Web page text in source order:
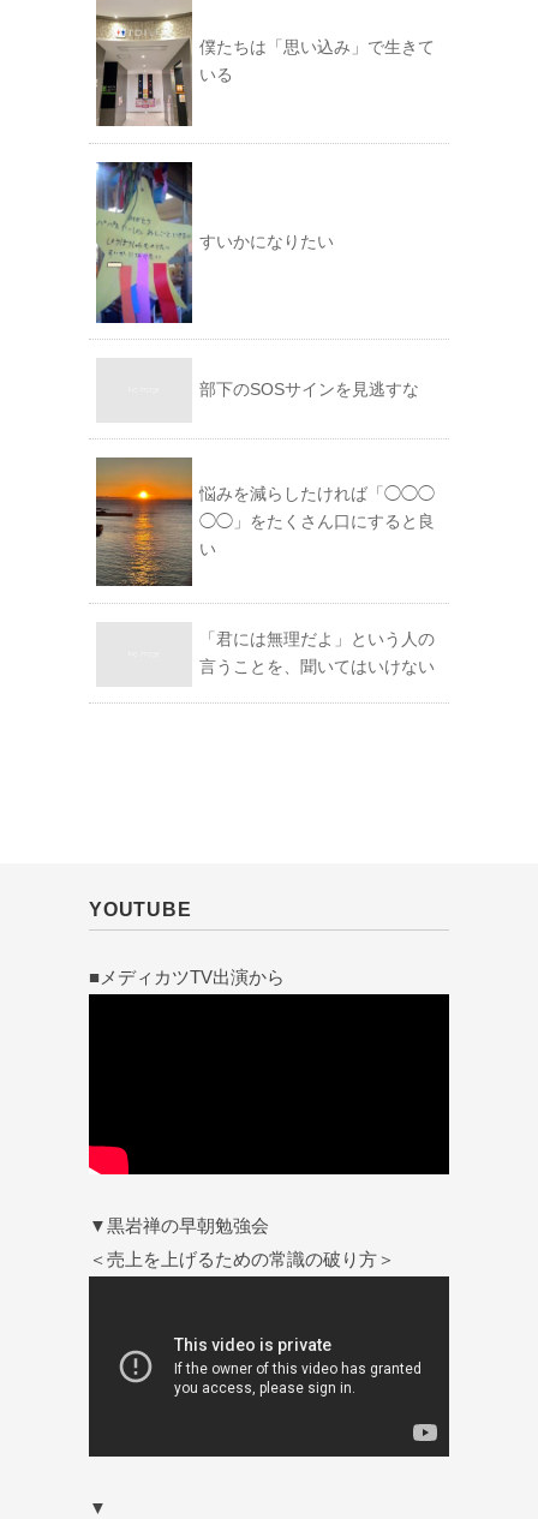
僕たちは「思い込み」で生きて
いる
すいかになりたい
部下のSOSサインを見逃すな
悩みを減らしたければ「◯◯◯
◯◯」をたくさん口にすると良
い
「君には無理だよ」という人の
言うことを、聞いてはいけない
YOUTUBE
■メディカツTV出演から
▼黒岩禅の早朝勉強会
＜売上を上げるための常識の破り方＞
▼